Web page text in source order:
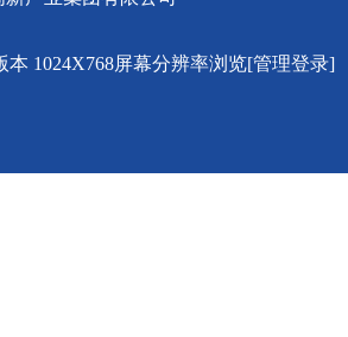
本 1024X768屏幕分辨率浏览[管理登录]